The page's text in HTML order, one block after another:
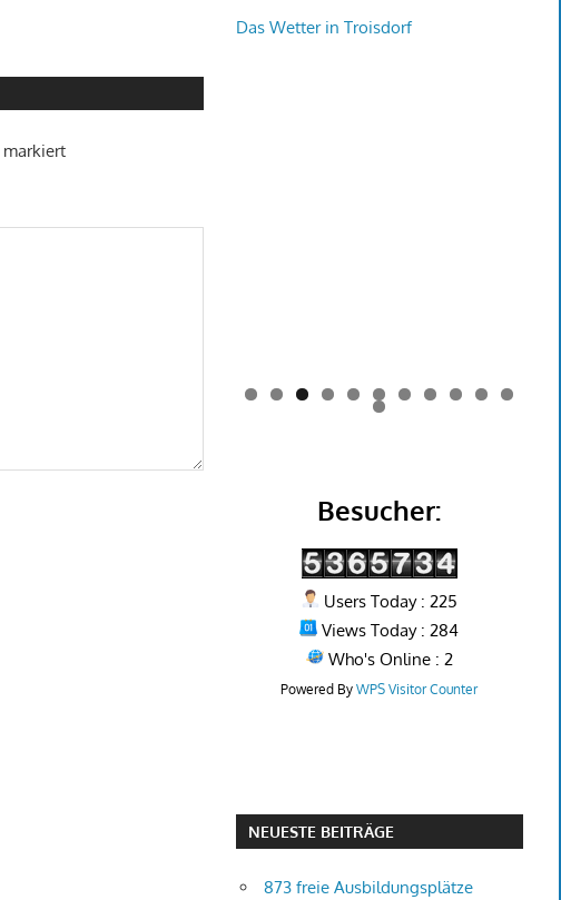
markiert
Das Wetter in Troisdorf
0 1
2
Besucher:
Users Today : 225
Views Today : 284
Who's Online : 2
Powered ByWPS Visitor Counter
NEUESTE BEITRÄGE
873 freie Ausbildungsplätze